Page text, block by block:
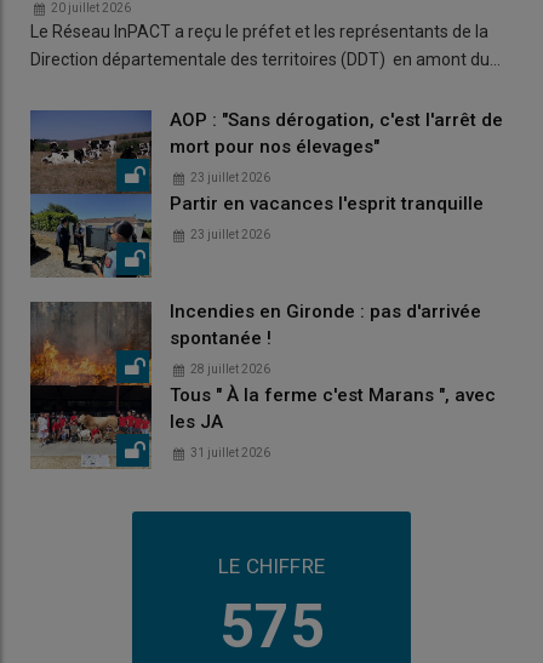
20 juillet 2026
Le Réseau InPACT a reçu le préfet et les représentants de la
Direction départementale des territoires (DDT) en amont du…
AOP : "Sans dérogation, c'est l'arrêt de
mort pour nos élevages"
23 juillet 2026
Partir en vacances l'esprit tranquille
23 juillet 2026
Incendies en Gironde : pas d'arrivée
spontanée !
28 juillet 2026
Tous " À la ferme c'est Marans ", avec
les JA
31 juillet 2026
LE CHIFFRE
575